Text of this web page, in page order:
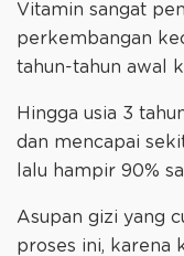
Vitamin sangat
perkembangan
tahun-tahun awal
Hingga usia 3
dan mencapai
lalu hampir 90%
Asupan gizi yang
proses ini, karena